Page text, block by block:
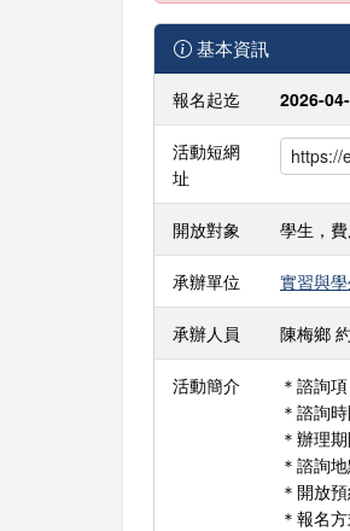
基本資訊
報名起迄 2026-
活動短網
址
開放對象 學生，
承辦單位 實習與
承辦人員 陳梅鄉
活動簡介
＊諮詢
＊諮詢
＊辦理
＊諮詢
＊開放
＊報名